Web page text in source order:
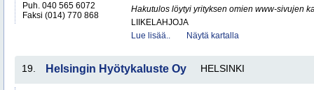
Puh. 040 565 6072
Faksi (014) 770 868
Hakutulos löytyi yrityksen omien www-sivujen
LIIKELAHJOJA
Lue lisää..
Näytä kartalla
19. Helsingin Hyötykaluste Oy HELSINKI